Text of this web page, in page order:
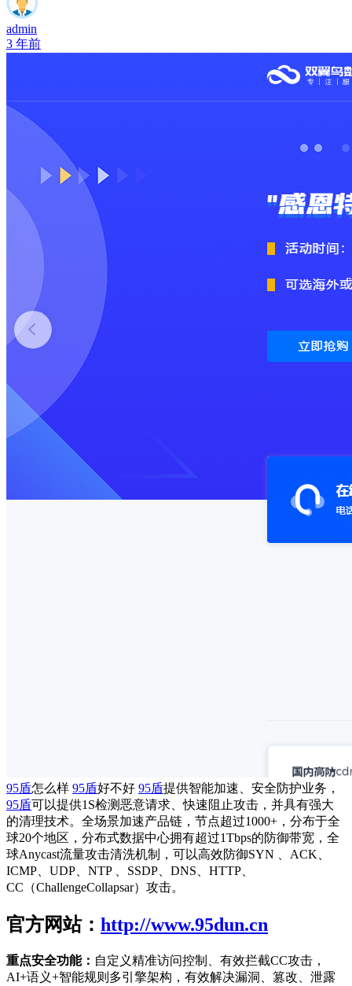
admin
3 年前
95盾怎么样 95盾好不好 95盾提供智能加速、安全防护业务，
95盾可以提供1S检测恶意请求、快速阻止攻击，并具有强大
的清理技术。全场景加速产品链，节点超过1000+，分布于全
球20个地区，分布式数据中心拥有超过1Tbps的防御带宽，全
球Anycast流量攻击清洗机制，可以高效防御SYN 、ACK、
ICMP、UDP、NTP 、SSDP、DNS、HTTP、
CC（ChallengeCollapsar）攻击。
官方网站： http://www.95dun.cn
重点安全功能： 自定义精准访问控制、有效拦截CC攻击，
AI+语义+智能规则多引擎架构，有效解决漏洞、篡改、泄露